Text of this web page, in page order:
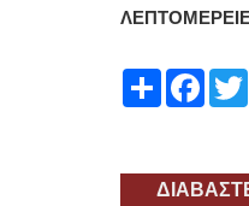
Share